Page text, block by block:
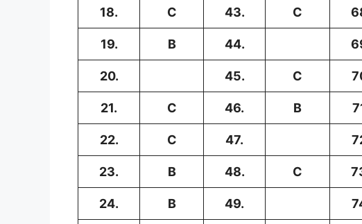
18. C 43. C
19. B 44.
20. 45. C
21. C 46. B
22. C 47.
23. B 48. C
24. B 49.